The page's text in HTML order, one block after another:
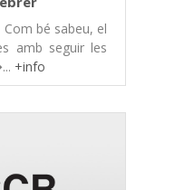
bé sabeu, el
amb seguir les
+info